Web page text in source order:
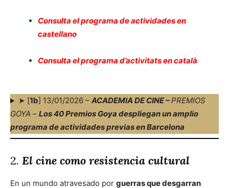
Consulta el programa de actividades en
castellano
Consulta el programa d’activitats en català
➤ [1b] 13/01/2026 – ACADEMIA DE CINE –PREMIOS
GOYA – Los 40 Premios Goya despliegan un amplio
programa de actividades previas en Barcelona
2. El cine como resistencia cultural
En un mundo atravesado por guerras que desgarran